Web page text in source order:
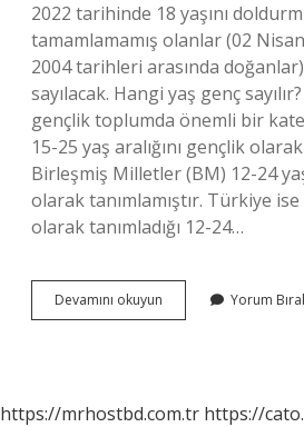
2022 tarihinde 18 yaşını
tamamlamamış olanlar (02
2004 tarihleri ​​arasında
sayılacak. Hangi yaş genç
gençlik toplumda önemli bir
15-25 yaş aralığını gençlik
Birleşmiş Milletler (BM) 12-24
olarak tanımlamıştır. Türkiye
olarak tanımladığı 12-24…
Devamını okuyun
Yaş
Yorum
https://mrhostbd.com.tr https://